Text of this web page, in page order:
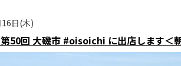
日(木)
第50回 大磯市 #oisoichi に出店します＜